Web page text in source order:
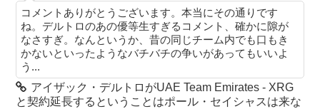
コメントありがとうございます。本当にその通りです
ね。デルトロのあの優等生すぎるコメント、確かに隙が
なさすぎ。なんというか、昔の同じチーム内でも口もき
かないといったようなバチバチの争いがあってもいいよ
う...
アイザック・デルトロがUAE Team Emirates - XRG
と契約延長するということはポール・セイシャスは来な